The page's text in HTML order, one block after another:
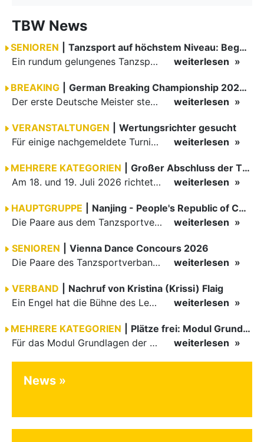
TBW News
SENIOREN
Tanzsport auf höchstem Niveau: Begeisterung bei den Turnieren in…
Ein rundum gelungenes Tanzsport-Wochenende liegt hinter den Paaren und Organisatoren in Enzklösterle. Am 1. und 2. August 2026 verwandelte sich die Festhalle wieder in einen lebendigen Mittelpunkt des…
weiterlesen
BREAKING
German Breaking Championship 2026 in Hannover
Der erste Deutsche Meister steht fest B-Boy Roman siegt bei den Juniors
weiterlesen
VERANSTALTUNGEN
Wertungsrichter gesucht
Für einige nachgemeldete Turniere im 2 Halbjahr sucht der ZWE noch Wertungsrichter.
weiterlesen
MEHRERE KATEGORIEN
Großer Abschluss der TBW-Trophy in Weinheim
Am 18. und 19. Juli 2026 richtete die Tanzsportabteilung (TSA) der TSG 1862 Weinheim das Abschlussturnier der diesjährigen TBW-Trophy-Serie aus. Zum traditionellen Saisonfinale kamen rund 400 Starts über…
weiterlesen
HAUPTGRUPPE
Nanjing - People's Republic of China
Die Paare aus dem Tanzsportverband Baden-Württemberg (TBW) haben beim hochklassig besetzten WDSF GrandSlam im chinesischen Nanjing wieder einmal auf internationalem Top-Niveau geglänzt. Das…
weiterlesen
SENIOREN
Vienna Dance Concours 2026
Die Paare des Tanzsportverbandes Baden-Württemberg (TBW) glänzten auf dem internationalen Parkett des Vienna Dance Concourse 2026 im Wiener Rathaus mit hervorragenden Platzierungen Ergebnisse unter: …
weiterlesen
VERBAND
Nachruf von Kristina (Krissi) Flaig
Ein Engel hat die Bühne des Lebens verlassen. Viel zu früh, plötzlich und für uns alle unfassbar, wurde unsere geliebte Kristina (Krissi) Flaig im Alter von 36 Jahren aus dem Leben gerissen. Das Tanzen…
weiterlesen
MEHRERE KATEGORIEN
Plätze frei: Modul Grundlagen
Für das Modul Grundlagen der Breitensportausbildung vom 10. bis 13. September an der Landessportschule Albstadt sind noch Plätze frei. Das Modul kann auch für den Lizenzerhalt (30 LE fachlich) genutzt…
weiterlesen
News